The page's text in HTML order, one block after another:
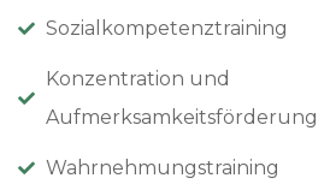
Sozialkompetenztraining
Konzentration und
Aufmerksamkeitsförderung
Wahrnehmungstraining